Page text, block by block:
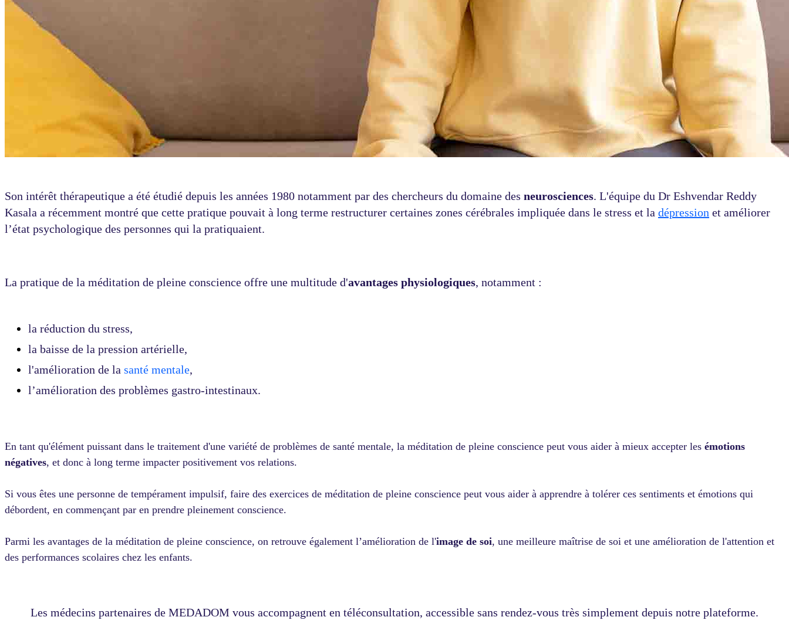
Son intérêt thérapeutique a été étudié depuis les années 1980 notamment par des chercheurs du domaine des neurosciences. L'équipe du Dr Eshvendar Reddy
Kasala a récemment montré que cette pratique pouvait à long terme restructurer certaines zones cérébrales impliquée dans le stress et la dépression et améliorer
l’état psychologique des personnes qui la pratiquaient.
La pratique de la méditation de pleine conscience offre une multitude d'avantages physiologiques, notamment :
la réduction du stress,
la baisse de la pression artérielle,
l'amélioration de la santé mentale,
l’amélioration des problèmes gastro-intestinaux.
En tant qu'élément puissant dans le traitement d'une variété de problèmes de santé mentale, la méditation de pleine conscience peut vous aider à mieux accepter les émotions
négatives, et donc à long terme impacter positivement vos relations.
Si vous êtes une personne de tempérament impulsif, faire des exercices de méditation de pleine conscience peut vous aider à apprendre à tolérer ces sentiments et émotions qui
débordent, en commençant par en prendre pleinement conscience.
Parmi les avantages de la méditation de pleine conscience, on retrouve également l’amélioration de l'image de soi, une meilleure maîtrise de soi et une amélioration de l'attention et
des performances scolaires chez les enfants.
Les médecins partenaires de MEDADOM vous accompagnent en téléconsultation, accessible sans rendez-vous très simplement depuis notre plateforme.